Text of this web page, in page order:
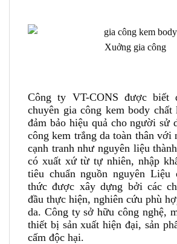
Xuởng gia công
Công ty VT-CONS được biết
chuyên gia công kem body chất
đảm bảo hiệu quả cho người sử
công kem trắng da toàn thân với
cạnh tranh như nguyên liệu
có xuất xứ từ tự nhiên, nhập
tiêu chuẩn nguồn nguyên Liệu
thức được xây dựng bởi các
đầu thực hiện, nghiên cứu phù
da. Công ty sở hữu công nghệ,
thiết bị sản xuất hiện đại, sản
cấm độc hại.